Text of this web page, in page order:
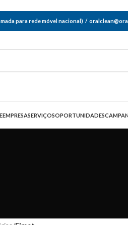
para rede móvel nacional) /
EMPRESASERVIÇOSOPORTUNIDADES